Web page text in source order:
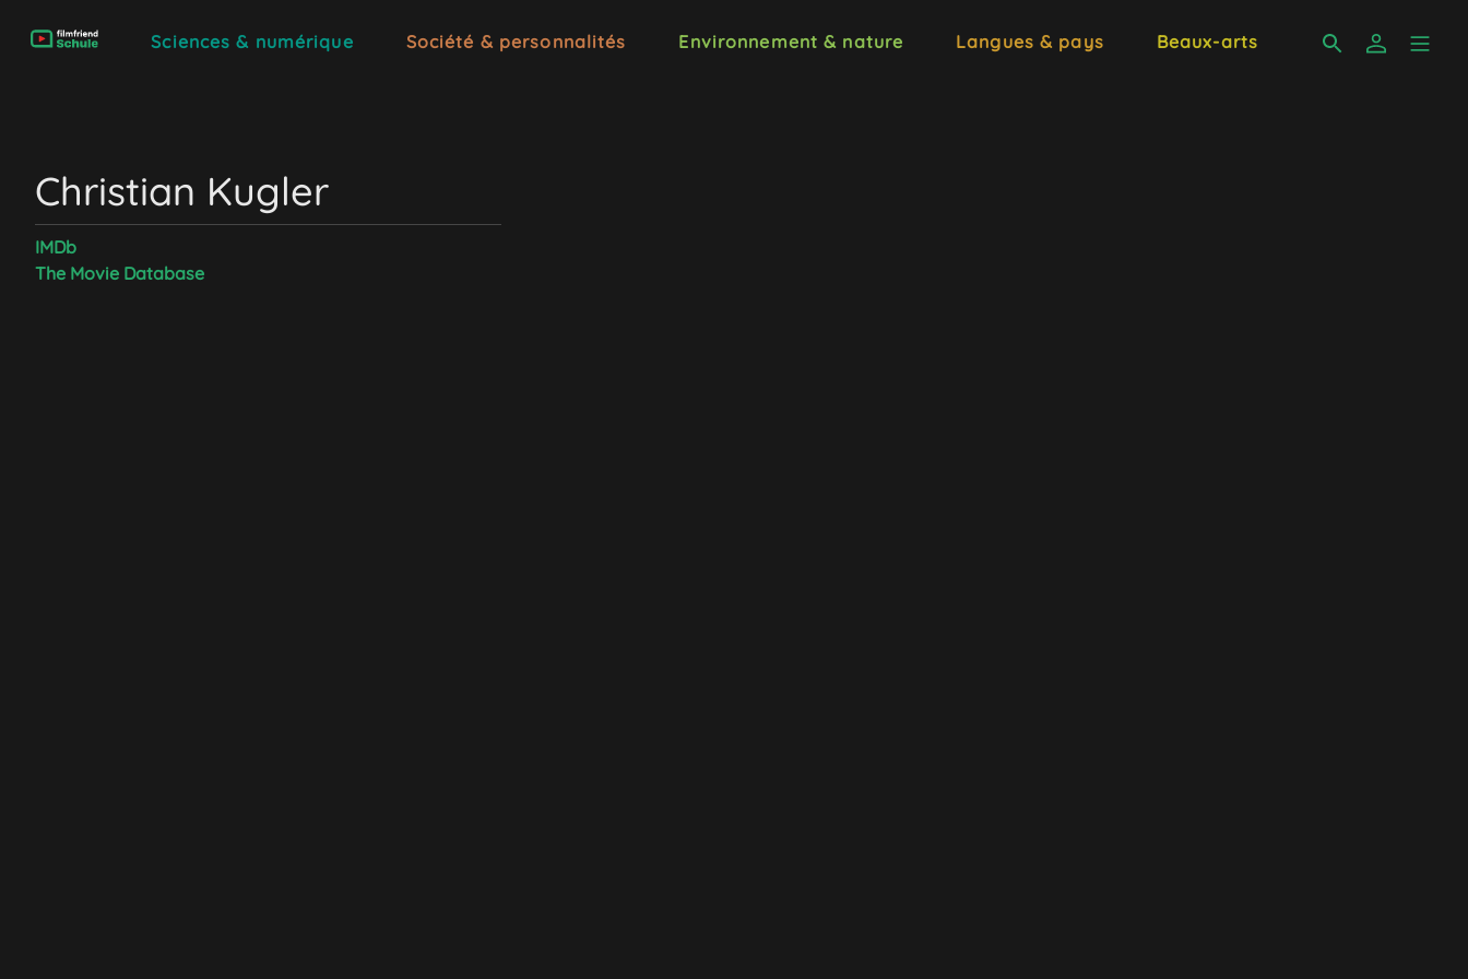
Sciences & numérique Société & personnalités Environnement & nature Langues & pays Beaux-arts
Christian Kugler
IMDb
The Movie Database